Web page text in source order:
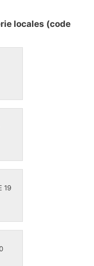
locales (code
19